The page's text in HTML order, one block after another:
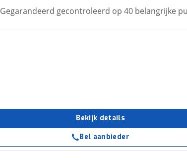
Gegarandeerd gecontroleerd op 40 belangrijke
Bekijk details
Bel aanbieder